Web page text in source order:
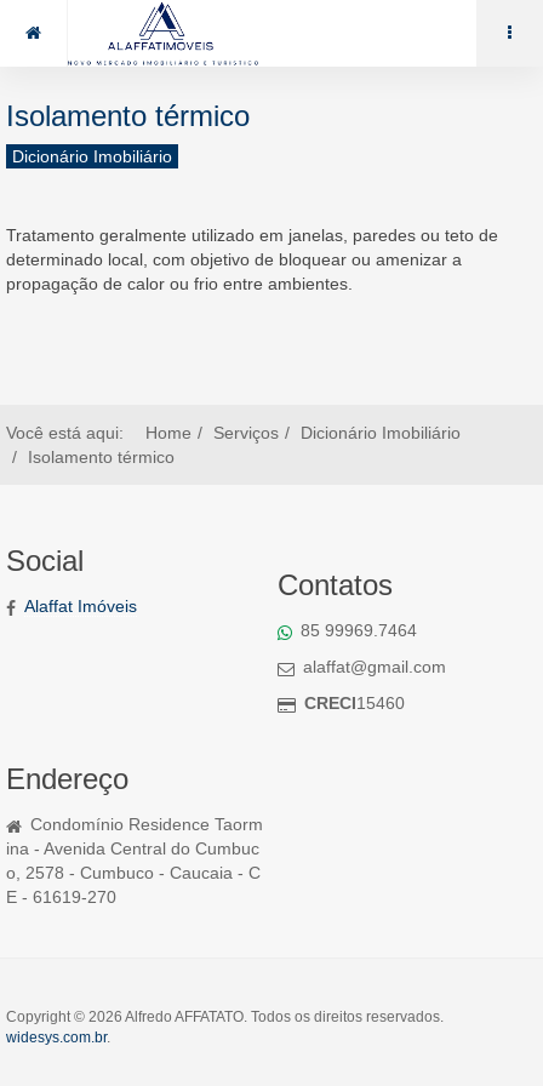
85 99969.7464 alaffat@gmail.com
Isolamento térmico
Dicionário Imobiliário
Tratamento geralmente utilizado em janelas, paredes ou teto de
determinado local, com objetivo de bloquear ou amenizar a
propagação de calor ou frio entre ambientes.
Você está aqui: Home Serviços
Dicionário Imobiliário
Isolamento térmico
Social
Alaffat Imóveis
Contatos
85 99969.7464
alaffat@gmail.com
CRECI15460
Endereço
Condomínio Residence Taorm
ina - Avenida Central do Cumbuc
o, 2578 - Cumbuco - Caucaia - C
E - 61619-270
Copyright © 2026 Alfredo AFFATATO. Todos os direitos reservados.
widesys.com.br.